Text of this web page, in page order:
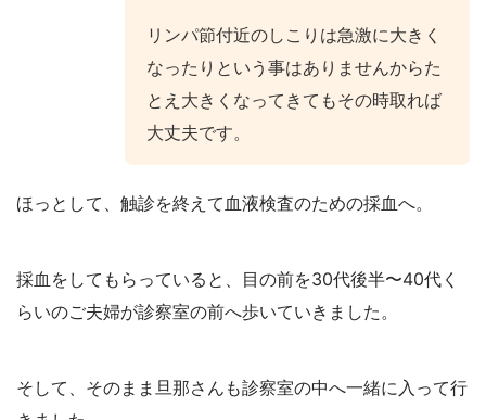
リンパ節付近のしこりは急激に大きく
なったりという事はありませんからた
とえ大きくなってきてもその時取れば
大丈夫です。
ほっとして、触診を終えて血液検査のための採血へ。
採血をしてもらっていると、目の前を30代後半〜40代く
らいのご夫婦が診察室の前へ歩いていきました。
そして、そのまま旦那さんも診察室の中へ一緒に入って行